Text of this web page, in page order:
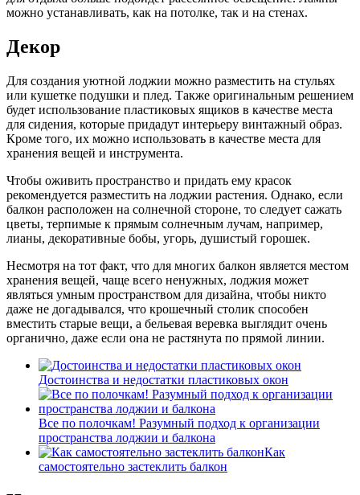
можно устанавливать, как на потолке, так и на стенах.
Декор
Для создания уютной лоджии можно разместить на стульях
или кушетке подушки и плед. Также оригинальным решением
будет использование пластиковых ящиков в качестве места
для сидения, которые придадут интерьеру винтажный образ.
Кроме того, их можно использовать в качестве места для
хранения вещей и инструмента.
Чтобы оживить пространство и придать ему красок
рекомендуется разместить на лоджии растения. Однако, если
балкон расположен на солнечной стороне, то следует сажать
цветы, терпимые к прямым солнечным лучам, например,
лианы, декоративные бобы, угорь, душистый горошек.
Несмотря на тот факт, что для многих балкон является местом
хранения вещей, чаще всего ненужных, лоджия может
являться умным пространством для дизайна, чтобы никто
даже не догадывался, что крошечный столик способен
вместить старые вещи, а бельевая веревка выглядит очень
органично, даже если она не растянута по прямой линии.
Достоинства и недостатки пластиковых окон
Все по полочкам! Разумный подход к организации
пространства лоджии и балкона
Как
самостоятельно застеклить балкон